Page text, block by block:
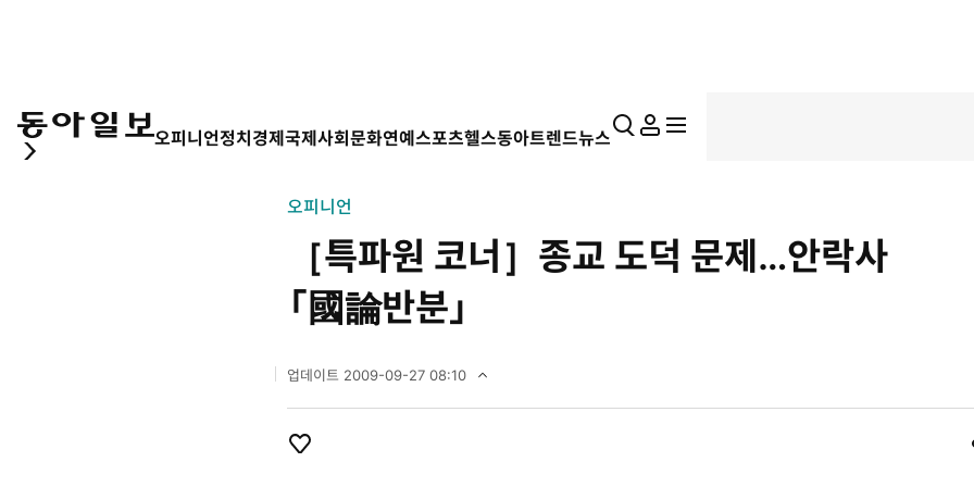
오피니언정치경제국제사회문화연예스포츠헬스동아트렌드뉴스 통 마
지
전
펼
치
오피니언
［특파원 코너］종교 도덕 문제…안락사
「國論반분」
업데이트 2009-09-27 08:10
0